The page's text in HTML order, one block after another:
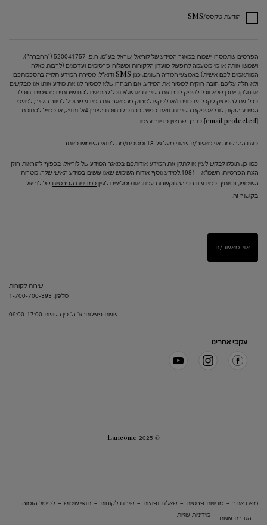
הודעת טקסט/SMS
הפרטים שתמסרו יישמרו במאגר המידע של לוריאל ישראל בע"מ, ח.פ. 520041757 ("החברה"),
וישמשו אותה או מי מטעמה לתפעול מועדון הלקוחות ומשלוח פרסומים ועדכונים (לרבות כאלה
המותאמים לכם אישית) באמצעי המדיה השונים, כגון SMS ודוא"ל. מסירת המידע תלויה בהסכמתכם
ולא חלה עליכם חובה חוקית למסור את המידע. אם תבחרו שלא למסור לנו את מידע אותו אנו מבקשים
או חלקו, ייתכן שלא נוכל לספק לכם את השירות או שלא נוכל להתאים לכם שירותים מסוימים. תוכלו
בכל עת להפסיק לקבל עדכונים ו/או לבקש למחוק מהמאגר את המידע שהוביל לדיוור הישיר, למעט
המידע הזקוק לנו לאספקת השירות, וזאת בפניה בכתב לכתובת הצורן 4א' נתניה, או במייל לכתובת
[email protected]
בדרך שתצוין בדיוור עצמו.
בעת ההרשמה אני מאשר/ת שהנני מעל גיל 18 ומסכים/מה לתנאי השימוש באתר
כמו כן, תוכלו לבקש לעיין או לתקן את המידע אודותכם במאגר המידע של לוריאל, בכפוף להוראות חוק
הגנת הפרטיות, תשמ"א – 1981.למידע נוסף אודות השימוש שאנו עושים במידע האישי שלך, מטרות
השימוש, זכויותיך במידע ודרכי ההתקשרות עמנו, אנו ממליצים לעיין במדיניות הפרטיות של לוריאל
בקישור זה.
אני מאשר/ת
שירות לקוחות
טלפון: 1-700-700-393
שעות פעילות: א'-ה' בין השעות 09:00-17:00
עקבי אחרינו
© Lancôme 2025
מפת אתר מדיניות פרטיות שאלות נפוצות שירות לקוחות תנאי שימוש
לביטול הזמנה
הגדרת עוגיות
מידיניות עוגיות